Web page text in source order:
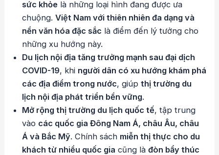
sức khỏe là những loại hình đang được ưa
chuộng.Việt Nam với thiên nhiên đa dạng và
nền văn hóa đặc sắc là điểm đến lý tưởng cho
những xu hướng này.
Du lịch nội địa tăng trưởng mạnh sau đại dịch
COVID-19, khi người dân có xu hướng khám phá
các địa điểm trong nước, giúpthị trường du
lịch nội địa phát triển bền vững.
Mở rộng thị trường du lịch quốc tế, tập trung
vào các quốc gia Đông Nam Á, châu Âu, châu
Á và Bắc Mỹ. Chính sách miễn thị thực cho du
khách từ nhiều quốc gia cũng làđòn bẩy thúc